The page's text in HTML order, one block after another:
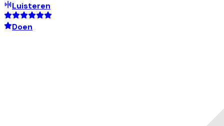
Luisteren
Doen